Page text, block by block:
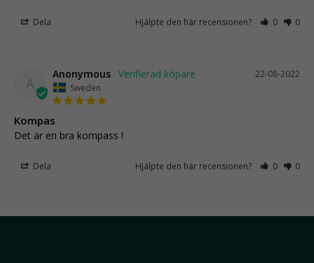
Dela Hjälpte den här recensionen? 0 0
A
22-08-2022
Anonymous
Sweden
Kompas
Det är en bra kompass !
Dela Hjälpte den här recensionen? 0 0